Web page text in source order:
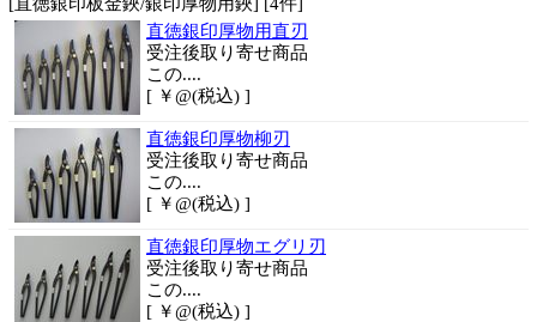
直徳銀印厚物用直刃
受注後取り寄せ商品
この....
[ ￥@(税込) ]
直徳銀印厚物柳刃
受注後取り寄せ商品
この....
[ ￥@(税込) ]
直徳銀印厚物エグリ刃
受注後取り寄せ商品
この....
[ ￥@(税込) ]